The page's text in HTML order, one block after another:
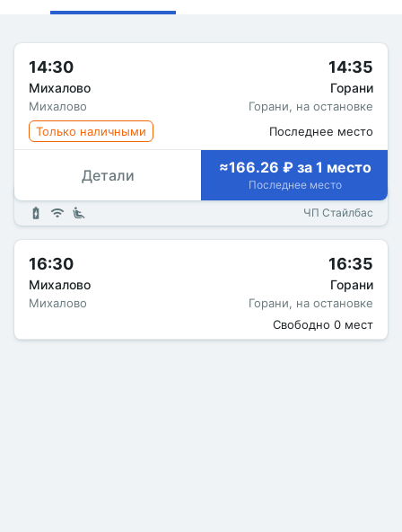
14:30
Михалово
Михалово
14:35
Горани
Горани, на остановке
Только наличными
Последнее место
Детали ≈166.26 ₽ за 1 место
Последнее место
ЧП Стайлбас
16:30
Михалово
Михалово
16:35
Горани
Горани, на остановке
Свободно 0 мест